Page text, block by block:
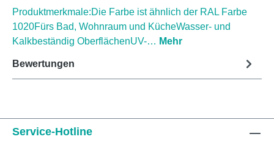
Produktmerkmale:Die Farbe ist ähnlich der RAL Farbe
1020Fürs Bad, Wohnraum und KücheWasser- und
Kalkbeständig OberflächenUV-… Mehr
Bewertungen
Service-Hotline